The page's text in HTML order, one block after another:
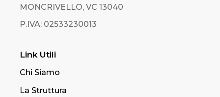
MONCRIVELLO, VC 13040
P.IVA: 02533230013
Link Utili
Chi Siamo
La Struttura